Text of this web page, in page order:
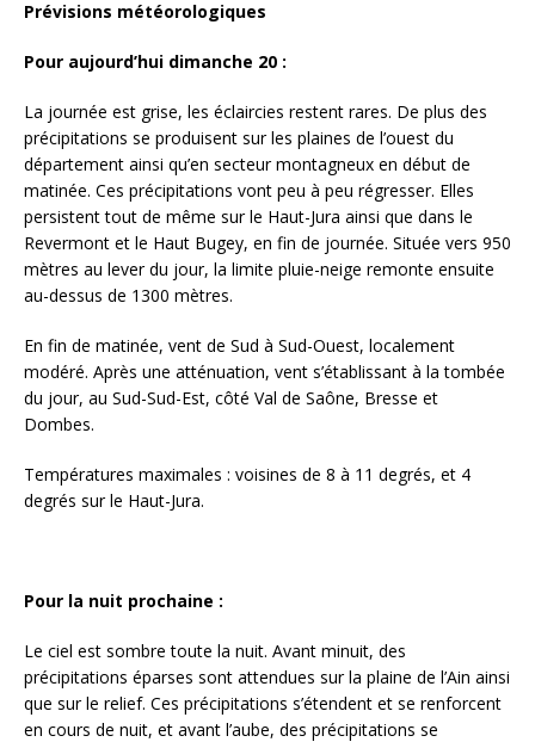
Prévisions météorologiques
Pour aujourd’hui dimanche 20 :
La journée est grise, les éclaircies restent rares. De plus des
précipitations se produisent sur les plaines de l’ouest du
département ainsi qu’en secteur montagneux en début de
matinée. Ces précipitations vont peu à peu régresser. Elles
persistent tout de même sur le Haut-Jura ainsi que dans le
Revermont et le Haut Bugey, en fin de journée. Située vers 950
mètres au lever du jour, la limite pluie-neige remonte ensuite
au-dessus de 1300 mètres.
En fin de matinée, vent de Sud à Sud-Ouest, localement
modéré. Après une atténuation, vent s’établissant à la tombée
du jour, au Sud-Sud-Est, côté Val de Saône, Bresse et
Dombes.
Températures maximales : voisines de 8 à 11 degrés, et 4
degrés sur le Haut-Jura.
Pour la nuit prochaine :
Le ciel est sombre toute la nuit. Avant minuit, des
précipitations éparses sont attendues sur la plaine de l’Ain ainsi
que sur le relief. Ces précipitations s’étendent et se renforcent
en cours de nuit, et avant l’aube, des précipitations se